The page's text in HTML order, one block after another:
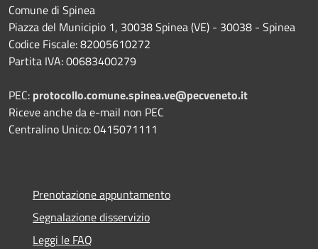
Comune di Spinea
Piazza del Municipio 1, 30038 Spinea (VE) - 30038 - Spinea
Codice Fiscale: 82005610272
Partita IVA: 00683400279
PEC: protocollo.comune.spinea.ve@pecveneto.it
Riceve anche da e-mail non PEC
Centralino Unico: 0415071111
Prenotazione appuntamento
Segnalazione disservizio
Leggi le FAQ